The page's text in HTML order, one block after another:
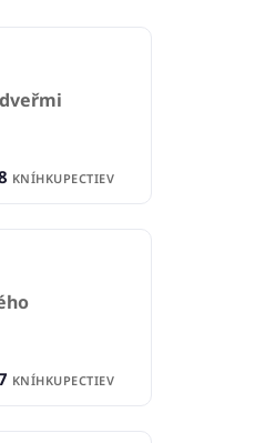
KNÍHKUPECTIEV
KNÍHKUPECTIEV